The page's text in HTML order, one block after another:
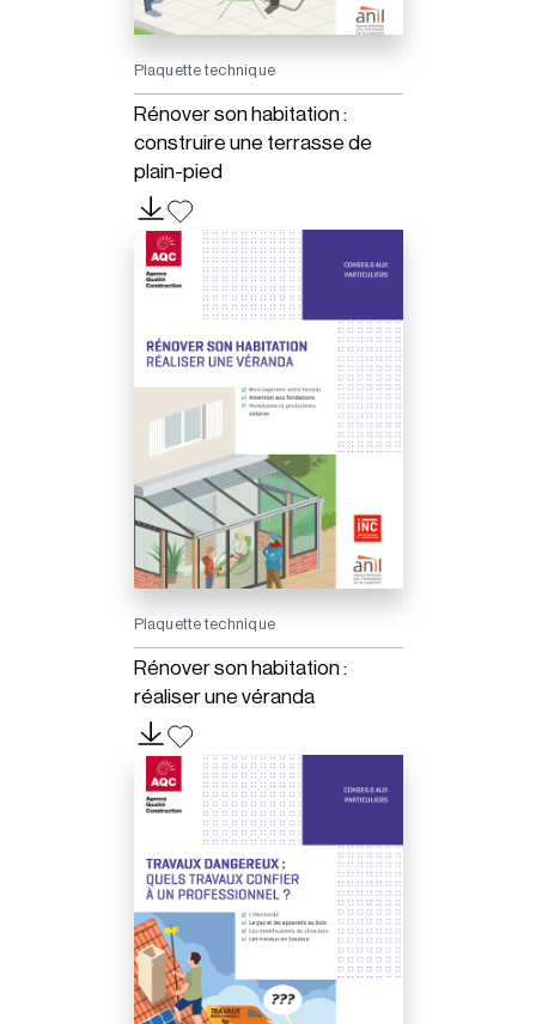
Plaquette technique
Rénover son habitation :
construire une terrasse de
plain-pied
Plaquette technique
Rénover son habitation :
réaliser une véranda